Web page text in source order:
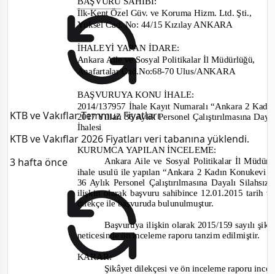
KTB ve Vakıflar Temmuz Fiyatları
KTB ve Vakıflar 2026 Fiyatları veri tabanına yüklendi.
3 hafta önce
İlk-Kent Özel Güv. ve Koruma Hizm. Ltd. Şti.,
Yüksel Cad. No: 44/15 Kızılay ANKARA
İHALEYİ YAPAN İDARE:
Ankara Aile ve Sosyal Politikalar İl Müdürlüğü,
Anafartalar Cad.No:68-70 Ulus/ANKARA
BAŞVURUYA KONU İHALE:
2014/137957 İhale Kayıt Numaralı “Ankara 2
2017 Yılları 36 Aylık Personel Çalıştırılmasına
İhalesi
KURUMCA YAPILAN İNCELEME:
Ankara Aile ve Sosyal Politikalar İl
ihale usulü ileyapılan “Ankara 2 Kadın Konukevi
36 Aylık Personel Çalıştırılmasına Dayalı
ilişkin olarak başvuru sahibince 12.01.2015 tarih
dilekçe ile başvuruda bulunulmuştur.
Başvuruya ilişkin olarak 2015/159 sayılı şikâ
neticesinde ön inceleme raporu tanzim edilmiştir.
KARAR:
Şikâyet dilekçesi ve ön inceleme raporu